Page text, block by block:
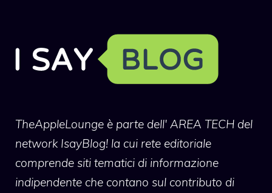
TheAppleLounge è parte dell' AREA TECH del
network IsayBlog! la cui rete editoriale
comprende siti tematici di informazione
indipendente che contano sul contributo di